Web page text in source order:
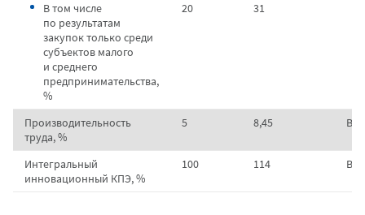
В том числе
по результатам
закупок только среди
субъектов малого
и среднего
предпринимательства,
%
20 31
Производительность
труда, %
5 8,45
Интегральный
инновационный КПЭ, %
100 114